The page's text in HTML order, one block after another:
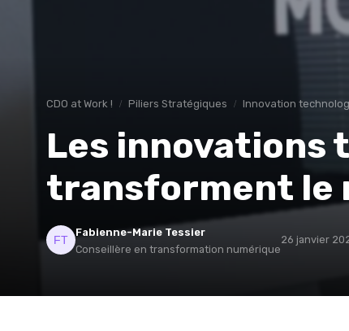
CDO at Work ! Piliers Stratégiques Innovation
Les innovations
transforment le
Fabienne-Marie Tessier
Conseillère en transformation numérique
26 janvier